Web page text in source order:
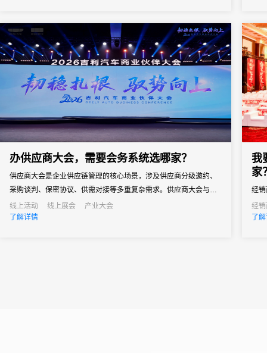
办供应商大会，需要会务系统选哪家？
供应商大会是企业供应链管理的核心场景，涉及供应商分级邀约、
采购谈判、保密协议、供需对接等多重复杂需求。供应商大会与普
通企业会议有本质区别——它既是企业面向供应链伙伴的年度沟通
窗口，也是采购策略落地、供需关系深化的关键场景。
线上活动 线上展会
产业大会
了解详情
我
家
经
品
解
经
了